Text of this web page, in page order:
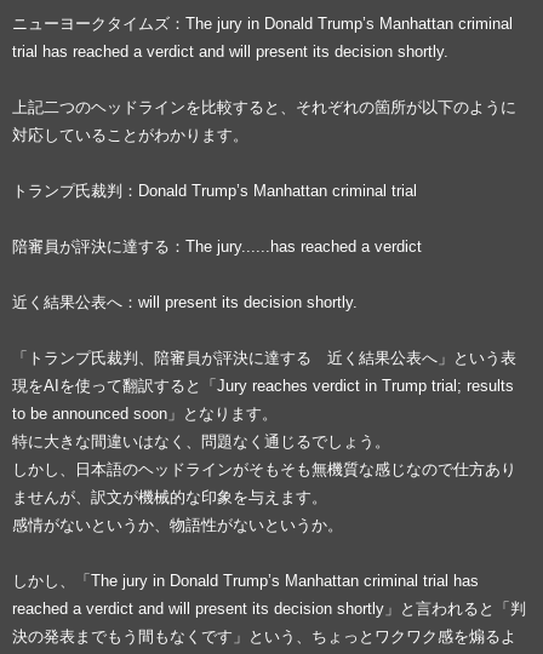
ニューヨークタイムズ：The jury in Donald Trump’s Manhattan criminal
trial has reached a verdict and will present its decision shortly.
上記二つのヘッドラインを比較すると、それぞれの箇所が以下のように
対応していることがわかります。
トランプ氏裁判：Donald Trump’s Manhattan criminal trial
陪審員が評決に達する：The jury......has reached a verdict
近く結果公表へ：will present its decision shortly.
「トランプ氏裁判、陪審員が評決に達する 近く結果公表へ」という表
現をAIを使って翻訳すると「Jury reaches verdict in Trump trial; results
to be announced soon」となります。
特に大きな間違いはなく、問題なく通じるでしょう。
しかし、日本語のヘッドラインがそもそも無機質な感じなので仕方あり
ませんが、訳文が機械的な印象を与えます。
感情がないというか、物語性がないというか。
しかし、「The jury in Donald Trump’s Manhattan criminal trial has
reached a verdict and will present its decision shortly」と言われると「判
決の発表までもう間もなくです」という、ちょっとワクワク感を煽るよ